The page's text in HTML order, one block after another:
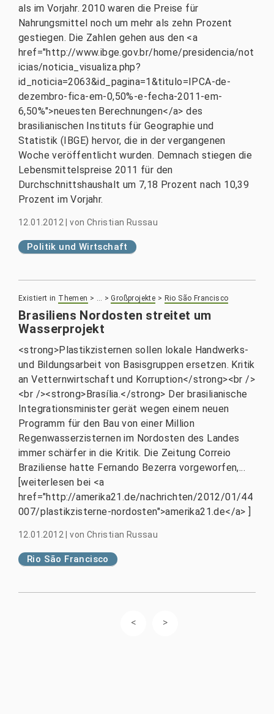
als im Vorjahr. 2010 waren die Preise für
Nahrungsmittel noch um mehr als zehn Prozent
gestiegen. Die Zahlen gehen aus den <a
href="http://www.ibge.gov.br/home/presidencia/not
icias/noticia_visualiza.php?
id_noticia=2063&id_pagina=1&titulo=IPCA-de-
dezembro-fica-em-0,50%-e-fecha-2011-em-
6,50%">neuesten Berechnungen</a> des
brasilianischen Instituts für Geographie und
Statistik (IBGE) hervor, die in der vergangenen
Woche veröffentlicht wurden. Demnach stiegen die
Lebensmittelspreise 2011 für den
Durchschnittshaushalt um 7,18 Prozent nach 10,39
Prozent im Vorjahr.
12.01.2012 |von Christian Russau
Politik und Wirtschaft
Existiert in Themen > … >Großprojekte > Rio São Francisco
Brasiliens Nordosten streitet um
Wasserprojekt
<strong>Plastikzisternen sollen lokale Handwerks-
und Bildungsarbeit von Basisgruppen ersetzen. Kritik
an Vetternwirtschaft und Korruption</strong><br />
<br /><strong>Brasília.</strong> Der brasilianische
Integrationsminister gerät wegen einem neuen
Programm für den Bau von einer Million
Regenwasserzisternen im Nordosten des Landes
immer schärfer in die Kritik. Die Zeitung Correio
Braziliense hatte Fernando Bezerra vorgeworfen,...
[weiterlesen bei <a
href="http://amerika21.de/nachrichten/2012/01/44
007/plastikzisterne-nordosten">amerika21.de</a> ]
12.01.2012 |von Christian Russau
Rio São Francisco